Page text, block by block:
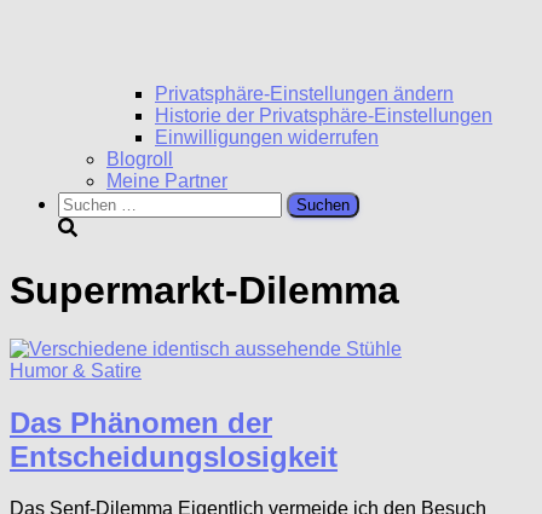
Privatsphäre-Einstellungen ändern
Historie der Privatsphäre-Einstellungen
Einwilligungen widerrufen
Blogroll
Meine Partner
Suchen
nach:
Supermarkt-Dilemma
Humor & Satire
Das Phänomen der
Entscheidungslosigkeit
Das Senf-Dilemma Eigentlich vermeide ich den Besuch